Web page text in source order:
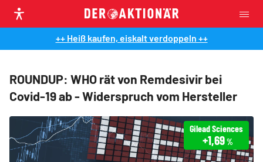
++ Heiß kaufen, eiskalt verdoppeln ++
ROUNDUP: WHO rät von Remdesivir bei
Covid-19 ab - Widerspruch vom Hersteller
Gilead Sciences
+1,69 %